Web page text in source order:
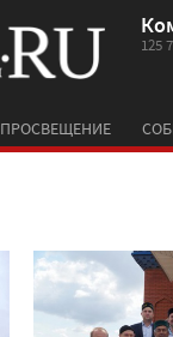
125
ПРОСВЕЩЕНИЕ